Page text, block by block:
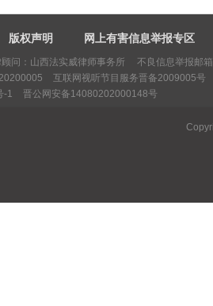
版权声明 网上有害信息举报专区
顾问：山西法实威律师事务所 不良信息举报邮
互联网视听节目服务晋备2009005号
-1
晋公网安备14080202000148号